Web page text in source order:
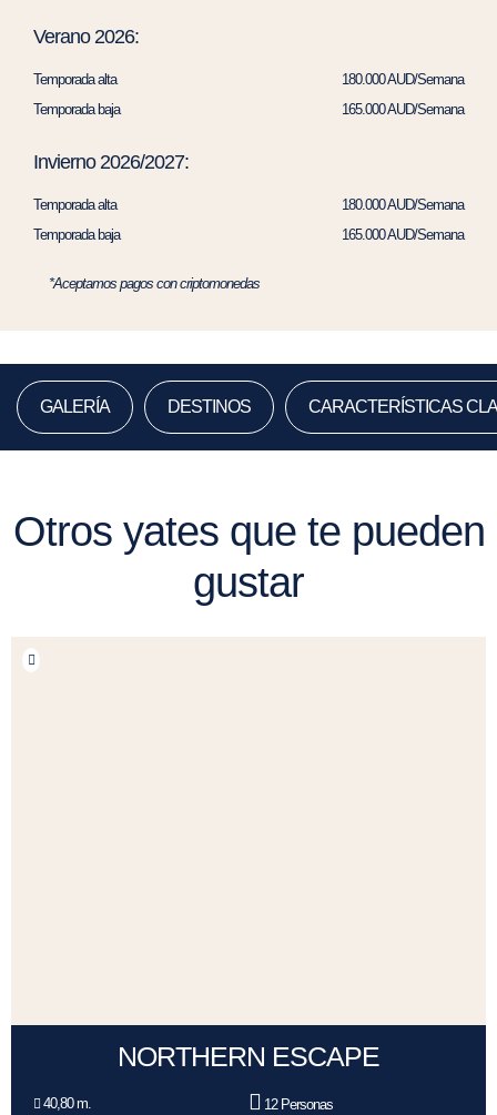
Verano 2026:
Temporada alta
180.000 AUD/Semana
Temporada baja
165.000 AUD/Semana
Invierno 2026/2027:
Temporada alta
180.000 AUD/Semana
Temporada baja
165.000 AUD/Semana
*Aceptamos pagos con criptomonedas
GALERÍA DESTINOS CARACTERÍSTICAS
Otros yates que te pueden
gustar
NORTHERN ESCAPE
40,80 m. 12 Personas